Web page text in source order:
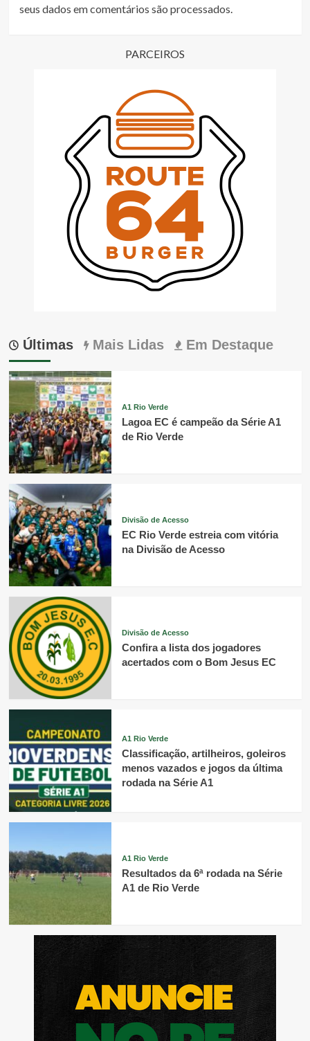
seus dados em comentários são processados
PARCEIROS
Últimas Mais Lidas Em Destaque
A1 Rio Verde
Lagoa EC é campeão da Série A1
de Rio Verde
Divisão de Acesso
EC Rio Verde estreia com vitória
na Divisão de Acesso
Divisão de Acesso
Confira a lista dos jogadores
acertados com o Bom Jesus EC
A1 Rio Verde
Classificação, artilheiros, goleiros
menos vazados e jogos da última
rodada na Série A1
A1 Rio Verde
Resultados da 6ª rodada na Série
A1 de Rio Verde